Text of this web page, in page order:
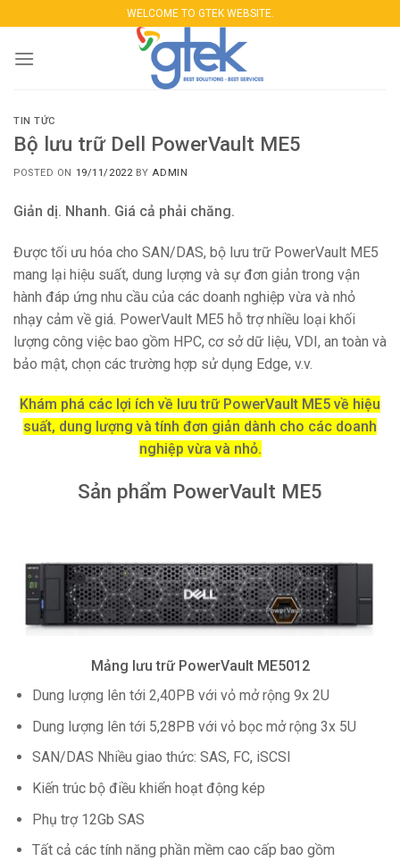
content
WELCOME TO GTEK WEBSITE.
TIN TỨC
Bộ lưu trữ Dell PowerVault ME5
POSTED ON 19/11/2022BYADMIN
Giản dị. Nhanh. Giá cả phải chăng.
Được tối ưu hóa cho SAN/DAS, bộ lưu trữ PowerVault ME5
mang lại hiệu suất, dung lượng và sự đơn giản trong vận
hành đáp ứng nhu cầu của các doanh nghiệp vừa và nhỏ
nhạy cảm về giá. PowerVault ME5 hỗ trợ nhiều loại khối
lượng công việc bao gồm HPC, cơ sở dữ liệu, VDI, an toàn và
bảo mật, chọn các trường hợp sử dụng Edge, v.v.
Khám phá các lợi ích về lưu trữ PowerVault ME5 về hiệu
suất, dung lượng và tính đơn giản dành cho các doanh
nghiệp vừa và nhỏ.
Sản phẩm PowerVault ME5
Mảng lưu trữ PowerVault ME5012
Dung lượng lên tới 2,40PB với vỏ mở rộng 9x 2U
Dung lượng lên tới 5,28PB với vỏ bọc mở rộng 3x 5U
SAN/DAS Nhiều giao thức: SAS, FC, iSCSI
Kiến trúc bộ điều khiển hoạt động kép
Phụ trợ 12Gb SAS
Tất cả các tính năng phần mềm cao cấp bao gồm